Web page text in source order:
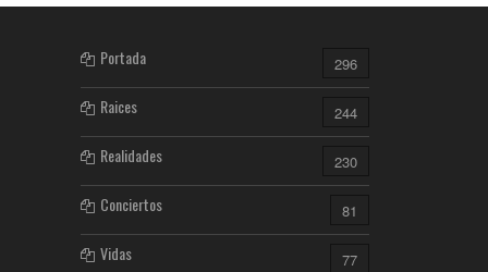
Portada 296
Raices 244
Realidades 230
Conciertos 81
Vidas 77